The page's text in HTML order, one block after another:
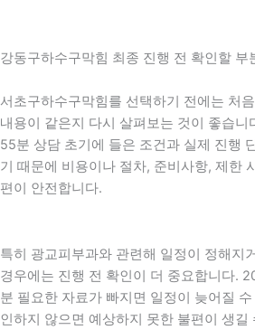
강동구하수구막힘 최종 진행 전 확인할 부
서초구하수구막힘를 선택하기 전에는 처
내용이 같은지 다시 살펴보는 것이 좋습
55분 상담 초기에 들은 조건과 실제 진행
기 때문에 비용이나 절차, 준비사항, 제한
편이 안전합니다.
특히 광교피부과와 관련해 일정이 정해지
경우에는 진행 전 확인이 더 중요합니다.
분 필요한 자료가 빠지면 일정이 늦어질
인하지 않으면 예상하지 못한 불편이 생길